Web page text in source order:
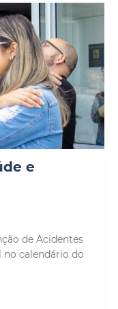
e
de Acidentes
no calendário do